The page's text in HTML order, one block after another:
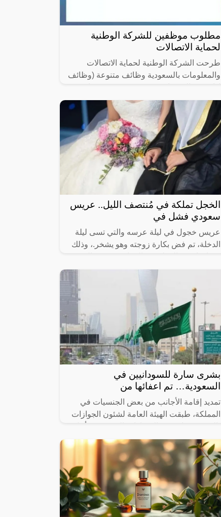
مطلوب موظفين للشركة الوطنية
لحماية الاتصالات
طرحت الشركة الوطنية لحماية الاتصالات
والمعلومات بالسعودية وظائف متنوعة (وظائف
للتقديم (رجال / نساء) لحملة
الخجل تملكة في مُنتصف الليل.. عريس
سعودي فشل في
عريس خجول في ليلة عرسه والتي تسى ليلة
الدخلة، تم فض بكارة زوجته وهو يشخر.، وذلك
إلى منازلهم بقي العريس المحتاس وحيدا
بشرى سارة للسودانيين في
السعودية… تم اعفائها من
تمديد إقامة الأجانب من بعض الجنسيات في
المملكة، طبقت الهيئة العامة لشئون الجوازات
إمداد فترة الإقامة الخاصة بتأشيرة